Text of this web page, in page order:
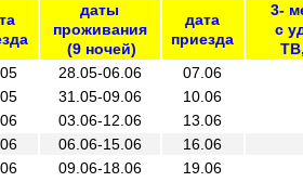
даты
проживания
(9 ночей)
дата
приезда
3-
с
28.05-06.06
07.06
31.05-09.06
10.06
03.06-12.06
13.06
06.06-15.06
16.06
09.06-18.06
19.06